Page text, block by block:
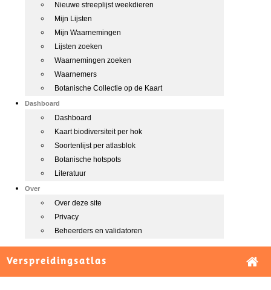
Nieuwe streeplijst weekdieren
Mijn Lijsten
Mijn Waarnemingen
Lijsten zoeken
Waarnemingen zoeken
Waarnemers
Botanische Collectie op de Kaart
Dashboard
Dashboard
Kaart biodiversiteit per hok
Soortenlijst per atlasblok
Botanische hotspots
Literatuur
Over
Over deze site
Privacy
Beheerders en validatoren
Verspreidingsatlas